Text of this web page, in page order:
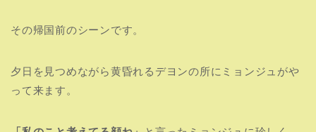
その帰国前のシーンです。
夕日を見つめながら黄昏れるデヨンの所にミョンジュがや
って来ます。